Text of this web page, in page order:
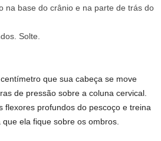
na base do crânio e na parte de trás do
Solte.
que sua cabeça se move
de pressão sobre a coluna cervical.
flexores profundos do pescoço e treina
ela fique sobre os ombros.